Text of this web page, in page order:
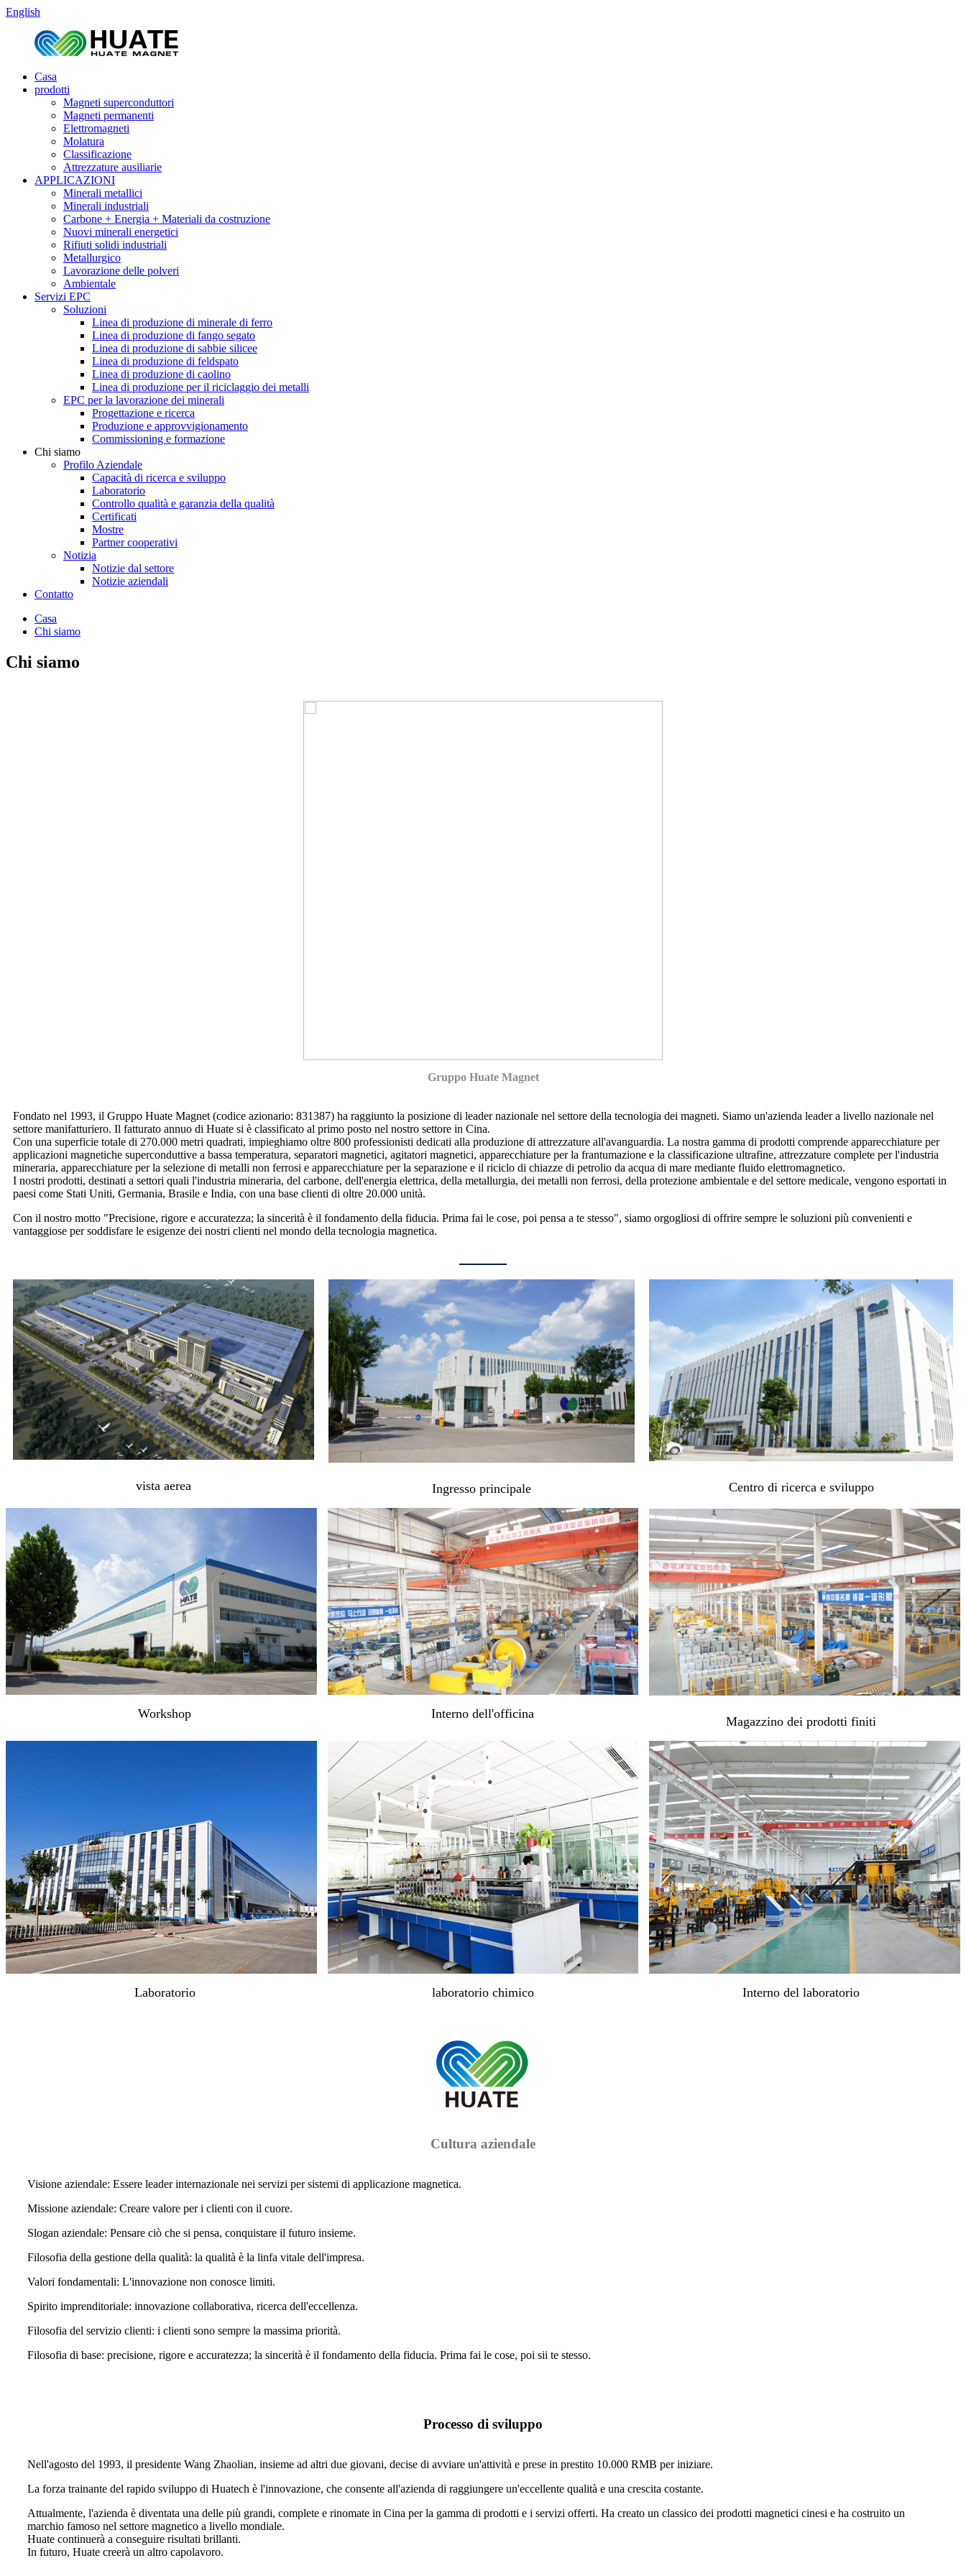
English
Casa
prodotti
Magneti superconduttori
Magneti permanenti
Elettromagneti
Molatura
Classificazione
Attrezzature ausiliarie
APPLICAZIONI
Minerali metallici
Minerali industriali
Carbone + Energia + Materiali da costruzione
Nuovi minerali energetici
Rifiuti solidi industriali
Metallurgico
Lavorazione delle polveri
Ambientale
Servizi EPC
Soluzioni
Linea di produzione di minerale di ferro
Linea di produzione di fango segato
Linea di produzione di sabbie silicee
Linea di produzione di feldspato
Linea di produzione di caolino
Linea di produzione per il riciclaggio dei metalli
EPC per la lavorazione dei minerali
Progettazione e ricerca
Produzione e approvvigionamento
Commissioning e formazione
Chi siamo
Profilo Aziendale
Capacità di ricerca e sviluppo
Laboratorio
Controllo qualità e garanzia della qualità
Certificati
Mostre
Partner cooperativi
Notizia
Notizie dal settore
Notizie aziendali
Contatto
Casa
Chi siamo
Chi siamo
Gruppo Huate Magnet
Fondato nel 1993, il Gruppo Huate Magnet (codice azionario: 831387) ha raggiunto la posizione di leader nazionale nel settore della tecnologia dei magneti. Siamo un'azienda leader a livello nazionale nel
settore manifatturiero. Il fatturato annuo di Huate si è classificato al primo posto nel nostro settore in Cina.
Con una superficie totale di 270.000 metri quadrati, impieghiamo oltre 800 professionisti dedicati alla produzione di attrezzature all'avanguardia. La nostra gamma di prodotti comprende apparecchiature per
applicazioni magnetiche superconduttive a bassa temperatura, separatori magnetici, agitatori magnetici, apparecchiature per la frantumazione e la classificazione ultrafine, attrezzature complete per l'industria
mineraria, apparecchiature per la selezione di metalli non ferrosi e apparecchiature per la separazione e il riciclo di chiazze di petrolio da acqua di mare mediante fluido elettromagnetico.
I nostri prodotti, destinati a settori quali l'industria mineraria, del carbone, dell'energia elettrica, della metallurgia, dei metalli non ferrosi, della protezione ambientale e del settore medicale, vengono esportati in
paesi come Stati Uniti, Germania, Brasile e India, con una base clienti di oltre 20.000 unità.
Con il nostro motto "Precisione, rigore e accuratezza; la sincerità è il fondamento della fiducia. Prima fai le cose, poi pensa a te stesso", siamo orgogliosi di offrire sempre le soluzioni più convenienti e
vantaggiose per soddisfare le esigenze dei nostri clienti nel mondo della tecnologia magnetica.
vista aerea Ingresso principale Centro di ricerca e sviluppo
Workshop Interno dell'officina
Magazzino dei prodotti finiti
Laboratorio laboratorio chimico Interno del laboratorio
Cultura aziendale
Visione aziendale: Essere leader internazionale nei servizi per sistemi di applicazione magnetica.
Missione aziendale: Creare valore per i clienti con il cuore.
Slogan aziendale: Pensare ciò che si pensa, conquistare il futuro insieme.
Filosofia della gestione della qualità: la qualità è la linfa vitale dell'impresa.
Valori fondamentali: L'innovazione non conosce limiti.
Spirito imprenditoriale: innovazione collaborativa, ricerca dell'eccellenza.
Filosofia del servizio clienti: i clienti sono sempre la massima priorità.
Filosofia di base: precisione, rigore e accuratezza; la sincerità è il fondamento della fiducia. Prima fai le cose, poi sii te stesso.
Processo di sviluppo
Nell'agosto del 1993, il presidente Wang Zhaolian, insieme ad altri due giovani, decise di avviare un'attività e prese in prestito 10.000 RMB per iniziare.
La forza trainante del rapido sviluppo di Huatech è l'innovazione, che consente all'azienda di raggiungere un'eccellente qualità e una crescita costante.
Attualmente, l'azienda è diventata una delle più grandi, complete e rinomate in Cina per la gamma di prodotti e i servizi offerti. Ha creato un classico dei prodotti magnetici cinesi e ha costruito un
marchio famoso nel settore magnetico a livello mondiale.
Huate continuerà a conseguire risultati brillanti.
In futuro, Huate creerà un altro capolavoro.